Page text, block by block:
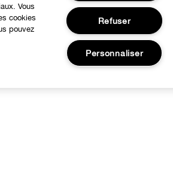
Vous
cookies
pouvez
Refuser
Personnaliser